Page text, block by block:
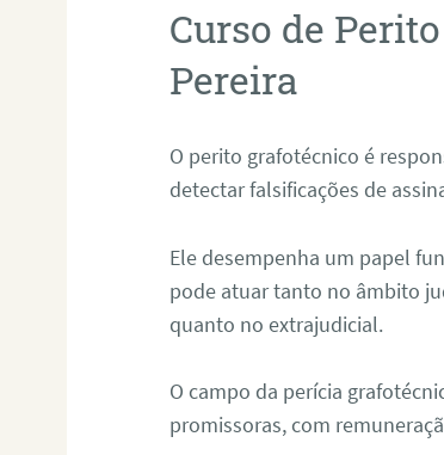
Curso de
Pereira
O perito grafotécnico é
detectar falsificações de
Ele desempenha um papel
pode atuar tanto no âmbito
quanto no extrajudicial.
O campo da perícia
promissoras, com